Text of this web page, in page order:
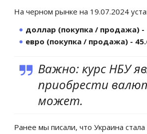
На черном рынке на 19.07.2024
доллар (покупка / продажа) -
евро (покупка / продажа) -
Важно: курс НБУ
приобрести
может.
Ранее мы писали, что Украина